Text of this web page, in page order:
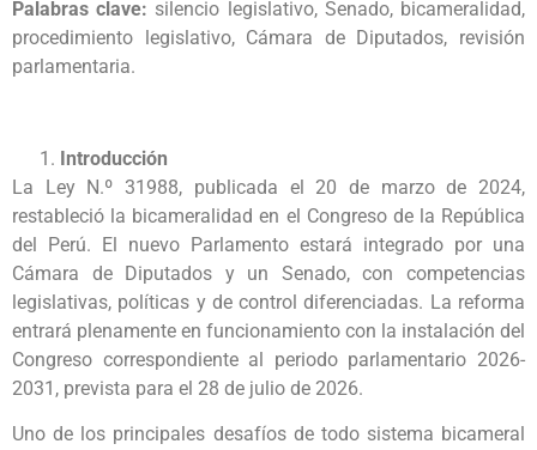
Palabras clave: silencio legislativo, Senado, bicameralidad,
procedimiento legislativo, Cámara de Diputados, revisión
parlamentaria.
Introducción
La Ley N.º 31988, publicada el 20 de marzo de 2024,
restableció la bicameralidad en el Congreso de la República
del Perú. El nuevo Parlamento estará integrado por una
Cámara de Diputados y un Senado, con competencias
legislativas, políticas y de control diferenciadas. La reforma
entrará plenamente en funcionamiento con la instalación del
Congreso correspondiente al periodo parlamentario 2026-
2031, prevista para el 28 de julio de 2026.
Uno de los principales desafíos de todo sistema bicameral